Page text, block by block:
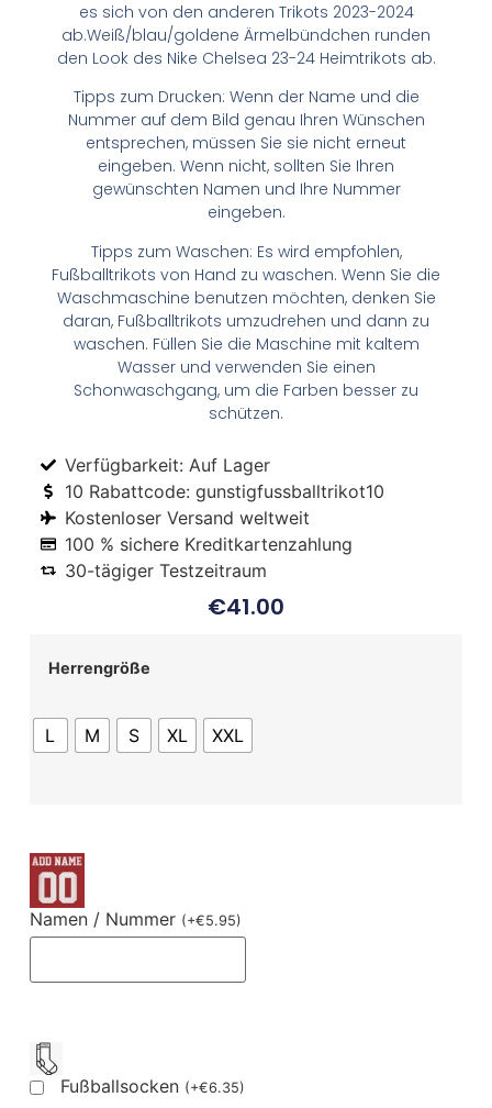
es sich von den anderen Trikots 2023-2024
ab.Weiß/blau/goldene Ärmelbündchen runden
den Look des Nike Chelsea 23-24 Heimtrikots ab.
Tipps zum Drucken: Wenn der Name und die
Nummer auf dem Bild genau Ihren Wünschen
entsprechen, müssen Sie sie nicht erneut
eingeben. Wenn nicht, sollten Sie Ihren
gewünschten Namen und Ihre Nummer
eingeben.
Tipps zum Waschen: Es wird empfohlen,
Fußballtrikots von Hand zu waschen. Wenn Sie die
Waschmaschine benutzen möchten, denken Sie
daran, Fußballtrikots umzudrehen und dann zu
waschen. Füllen Sie die Maschine mit kaltem
Wasser und verwenden Sie einen
Schonwaschgang, um die Farben besser zu
schützen.
Verfügbarkeit: Auf Lager
10 Rabattcode: gunstigfussballtrikot10
Kostenloser Versand weltweit
100 % sichere Kreditkartenzahlung
30-tägiger Testzeitraum
€41.00
Herrengröße
L M S XL XXL
Namen / Nummer (+€5.95)
Fußballsocken (+€6.35)